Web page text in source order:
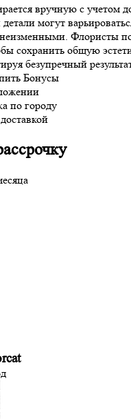
вручную с учетом
могут
неизменными. Флористы
сохранить общую
безупречный
Бонусы
по городу